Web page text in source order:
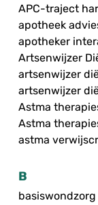
APC-traject
apotheek
apotheker
Artsenwijzer
artsenwijzer
artsenwijzer
Astma
Astma
astma
B
basiswondzorg